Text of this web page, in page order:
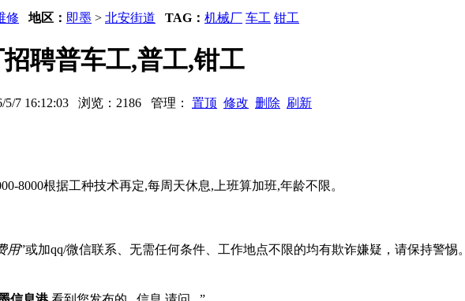
修 地区： 即墨 > 北安街道 TAG： 机械厂 车工 钳工
聘普车工,普工,钳工
5/7 16:12:03 浏览：2186 管理： 置顶 修改 删除 刷新
8000根据工种技术再定,每周天休息,上班算加班,年龄不限。
用”或加qq/微信联系、无需任何条件、工作地点不限的均有欺诈嫌疑，请保持警惕。